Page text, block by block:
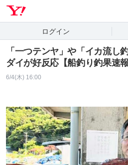
ログイン
「一つテンヤ」や「イカ流し
ダイが好反応【船釣り釣果速
6/4(木) 16:00